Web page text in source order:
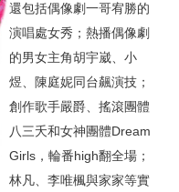
還包括偶像劇一哥宥勝的
演唱處女秀；熱播偶像劇
的男女主角胡宇崴、小
煜、陳庭妮同台飆演技；
創作歌手嚴爵、搖滾團體
八三夭和女神團體Dream
Girls，輪番high翻全場；
林凡、李唯楓與家家等實